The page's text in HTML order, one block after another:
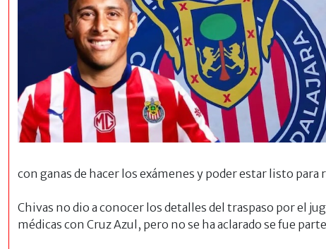
con ganas de hacer los exámenes y poder estar listo para
Chivas no dio a conocer los detalles del traspaso por el
médicas con Cruz Azul, pero no se ha aclarado se fue